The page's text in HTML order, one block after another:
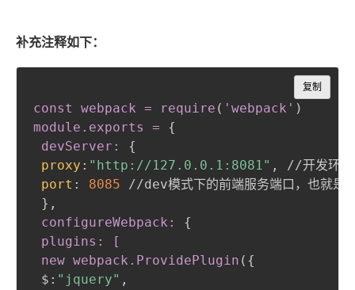
补充注释如下：
const webpack = require ( 'webpack' )
module .exports =
{
devServer:
{
proxy : "http://127.0.0.1:8081" ,
//开发环
port : 8085 //dev模式下的前端服务端口，也就
} ,
configureWebpack:
{
plugins: [
new webpack .ProvidePlugin ( {
$ : "jquery" ,
复制
Copy